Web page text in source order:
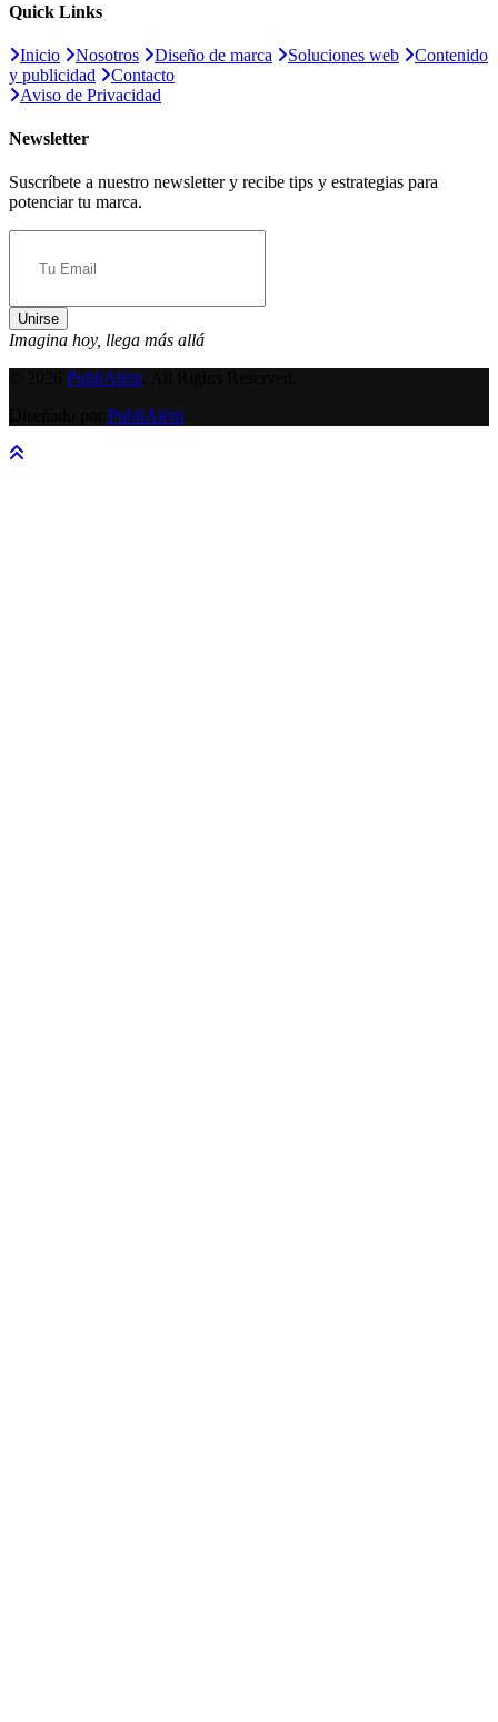
Quick Links
Inicio Nosotros Diseño de marca Soluciones web
Contenido
y publicidad
Contacto
Aviso de Privacidad
Newsletter
Suscríbete a nuestro newsletter y recibe tips y estrategias para
potenciar tu marca.
Unirse
Imagina hoy, llega más allá
PubliAlém
PubliAlém